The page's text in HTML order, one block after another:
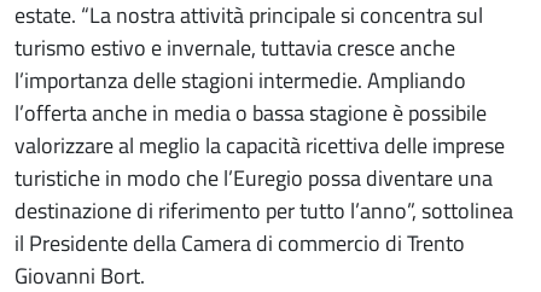
estate. “La nostra attività principale si concentra sul
turismo estivo e invernale, tuttavia cresce anche
l’importanza delle stagioni intermedie. Ampliando
l’offerta anche in media o bassa stagione è possibile
valorizzare al meglio la capacità ricettiva delle imprese
turistiche in modo che l’Euregio possa diventare una
destinazione di riferimento per tutto l’anno”, sottolinea
il Presidente della Camera di commercio di Trento
Giovanni Bort.